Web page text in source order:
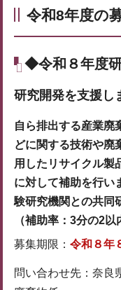
令和8年度の
◆令和８年度
研究開発を支援し
自ら排出する産業廃
どに関する技術や廃
用したリサイクル製
に対して補助を行い
験研究機関との共同
（補助率：3分の2
募集期限： 令和８年
問い合わせ先：奈